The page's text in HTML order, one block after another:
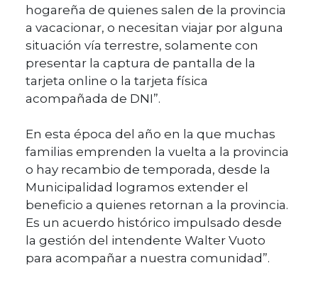
hogareña de quienes salen de la provincia
a vacacionar, o necesitan viajar por alguna
situación vía terrestre, solamente con
presentar la captura de pantalla de la
tarjeta online o la tarjeta física
acompañada de DNI”.
En esta época del año en la que muchas
familias emprenden la vuelta a la provincia
o hay recambio de temporada, desde la
Municipalidad logramos extender el
beneficio a quienes retornan a la provincia.
Es un acuerdo histórico impulsado desde
la gestión del intendente Walter Vuoto
para acompañar a nuestra comunidad”.